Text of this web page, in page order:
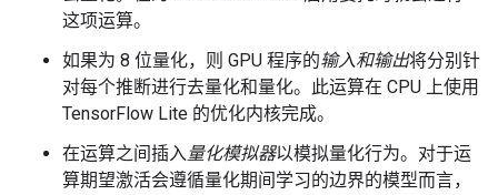
这项运算。
如果为 8 位量化，则 GPU 程序的输入和输出将分别针
对每个推断进行去量化和量化。此运算在 CPU 上使用
TensorFlow Lite 的优化内核完成。
在运算之间插入量化模拟器以模拟量化行为。对于运
算期望激活会遵循量化期间学习的边界的模型而言，